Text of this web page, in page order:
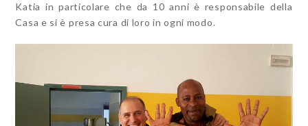
Katia in particolare che da 10 anni è responsabile della
Casa e si è presa cura di loro in ogni modo.